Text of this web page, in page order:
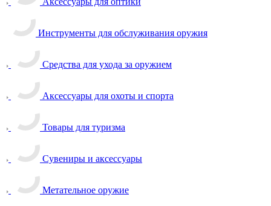
Инструменты для обслуживания оружия
Средства для ухода за оружием
Аксессуары для охоты и спорта
Товары для туризма
Сувениры и аксессуары
Метательное оружие